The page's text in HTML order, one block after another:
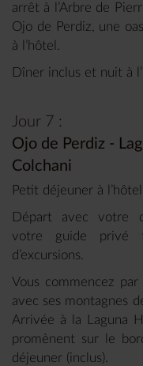
arrêt à l’Arbre de
Ojo de Perdiz, une
à l’hôtel.
Dîner inclus et nuit à
Jour 7 :
Ojo de Perdiz -
Colchani
Petit déjeuner à l’hôtel.
Départ avec votre
votre guide privé
d’excursions.
Vous commencez
avec ses montagnes
Arrivée à la Laguna
promènent sur le
déjeuner (inclus).